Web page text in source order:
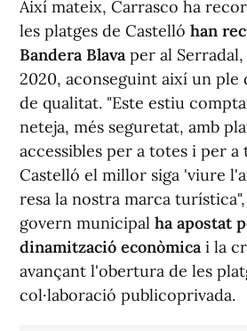
Així mateix, Carrasco ha
les platges de Castelló han
Bandera Blava per al
2020, aconseguint així un ple
de qualitat. "Este estiu
neteja, més seguretat, amb
accessibles per a totes i per a
Castelló el millor siga 'viure
resa la nostra marca
govern municipal ha apostat
dinamització econòmica i la
avançant l'obertura de les
col·laboració publicoprivada.